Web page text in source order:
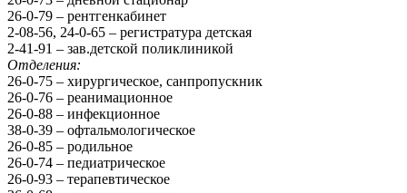
26-0-79 – рентгенкабинет
2-08-56, 24-0-65 – регистратура детская
2-41-91 – зав.детской поликлиникой
Отделения:
26-0-75 – хирургическое, санпропускник
26-0-76 – реанимационное
26-0-88 – инфекционное
38-0-39 – офтальмологическое
26-0-85 – родильное
26-0-74 – педиатрическое
26-0-93 – терапевтическое